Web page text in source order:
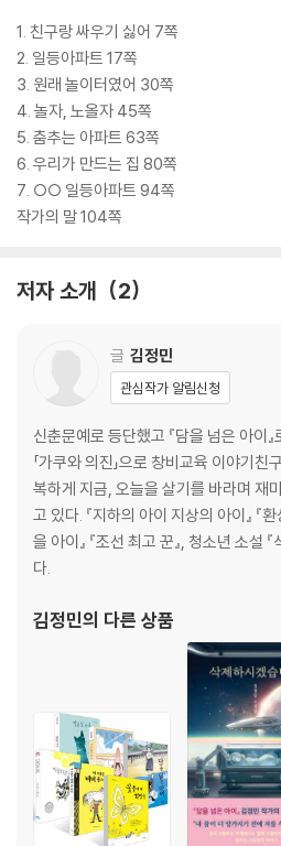
1. 친구랑 싸우기 싫어 7쪽
2. 일등아파트 17쪽
3. 원래 놀이터였어 30쪽
4. 놀자, 노올자 45쪽
5. 춤추는 아파트 63쪽
6. 우리가 만드는 집 80쪽
7. ○○ 일등아파트 94쪽
작가의 말 104쪽
저자 소개 2
글 김정민
관심작가 알림신청
신춘문예로 등단했고 『담을 넘은 아이
「가쿠와 의진」으로 창비교육 이야기
복하게 지금, 오늘을 살기를 바라며 재
고 있다. 『지하의 아이 지상의 아이』 『
을 아이』 『조선 최고 꾼』, 청소년 소설
다.
김정민의 다른 상품